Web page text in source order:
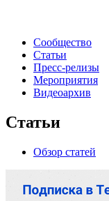
Сообщество
Статьи
Пресс-релизы
Мероприятия
Видеоархив
Статьи
Обзор статей